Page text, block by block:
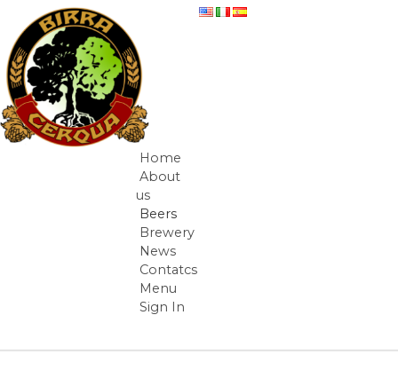
Skip to Content
Madre Cerqua - beer-detail
Navigation
Home
About
us
Beers
Brewery
News
Contatcs
Menu
Sign In